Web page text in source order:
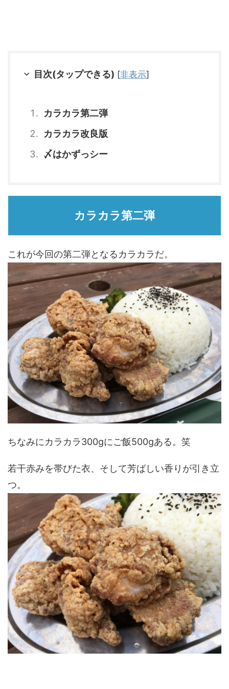
目次(タップできる) [非表示]
カラカラ第二弾
カラカラ改良版
〆はかずっシー
カラカラ第二弾
これが今回の第二弾となるカラカラだ。
ちなみにカラカラ300gにご飯500gある。笑
若干赤みを帯びた衣、そして芳ばしい香りが引き立
つ。